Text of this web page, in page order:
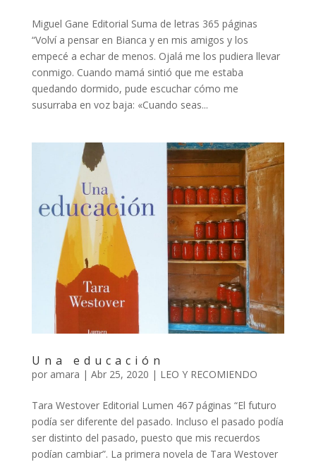
Miguel Gane Editorial Suma de letras 365 páginas
“Volví a pensar en Bianca y en mis amigos y los
empecé a echar de menos. Ojalá me los pudiera llevar
conmigo. Cuando mamá sintió que me estaba
quedando dormido, pude escuchar cómo me
susurraba en voz baja: «Cuando seas...
Una educación
por amara | Abr 25, 2020 | LEO Y RECOMIENDO
Tara Westover Editorial Lumen 467 páginas “El futuro
podía ser diferente del pasado. Incluso el pasado podía
ser distinto del pasado, puesto que mis recuerdos
podían cambiar”. La primera novela de Tara Westover